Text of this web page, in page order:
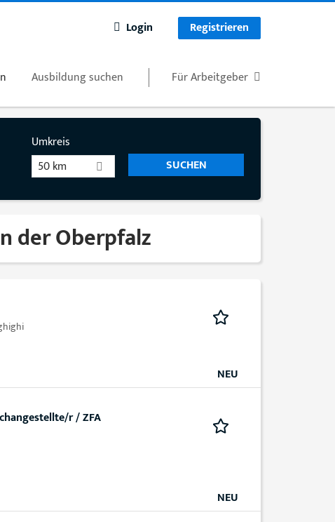
Login Registrieren
Ausbildung suchen Für Arbeitgeber
Umkreis
50 km
der Oberpfalz
NEU
r / ZFA
NEU